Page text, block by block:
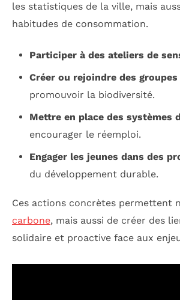
les statistiques de la ville, mais
habitudes de consommation.
Participer à des ateliers de
Créer ou rejoindre des
promouvoir la biodiversité.
Mettre en place des systèmes
encourager le réemploi.
Engager les jeunes dans des
du développement durable.
Ces actions concrètes permettent
carbone, mais aussi de créer des
solidaire et proactive face aux